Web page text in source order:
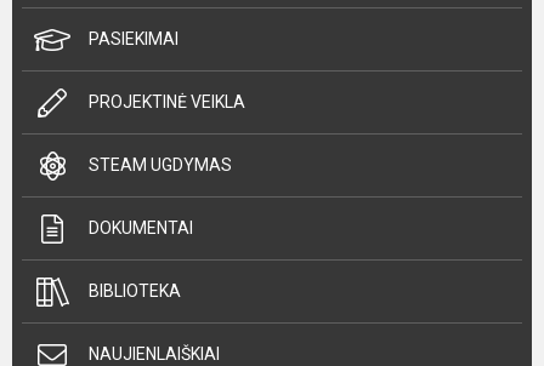
PASIEKIMAI
PROJEKTINĖ VEIKLA
STEAM UGDYMAS
DOKUMENTAI
BIBLIOTEKA
NAUJIENLAIŠKIAI